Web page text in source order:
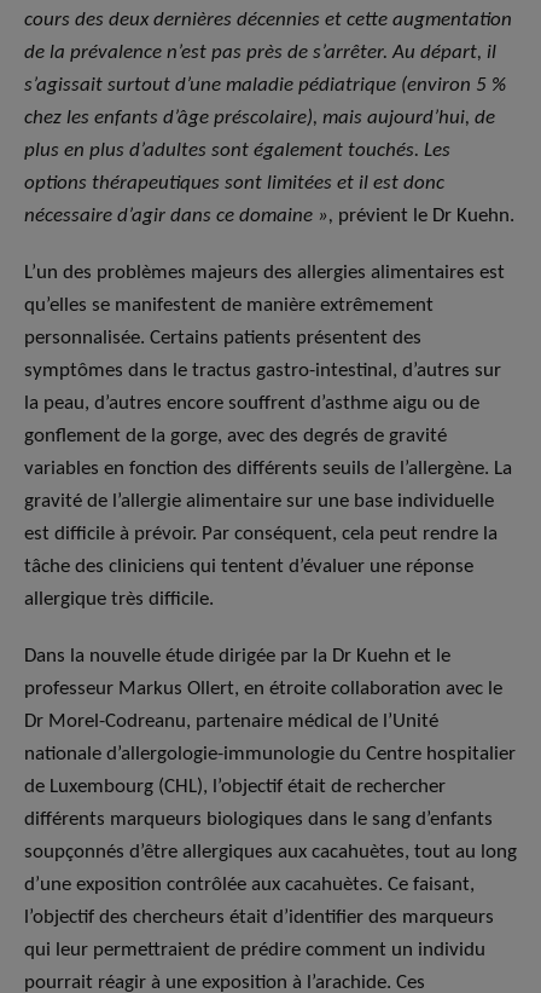
cours des deux dernières décennies et cette augmentation
de la prévalence n’est pas près de s’arrêter. Au départ, il
s’agissait surtout d’une maladie pédiatrique (environ 5 %
chez les enfants d’âge préscolaire), mais aujourd’hui, de
plus en plus d’adultes sont également touchés. Les
options thérapeutiques sont limitées et il est donc
nécessaire d’agir dans ce domaine », prévient le Dr Kuehn.
L’un des problèmes majeurs des allergies alimentaires est
qu’elles se manifestent de manière extrêmement
personnalisée. Certains patients présentent des
symptômes dans le tractus gastro-intestinal, d’autres sur
la peau, d’autres encore souffrent d’asthme aigu ou de
gonflement de la gorge, avec des degrés de gravité
variables en fonction des différents seuils de l’allergène. La
gravité de l’allergie alimentaire sur une base individuelle
est difficile à prévoir. Par conséquent, cela peut rendre la
tâche des cliniciens qui tentent d’évaluer une réponse
allergique très difficile.
Dans la nouvelle étude dirigée par la Dr Kuehn et le
professeur Markus Ollert, en étroite collaboration avec le
Dr Morel-Codreanu, partenaire médical de l’Unité
nationale d’allergologie-immunologie du Centre hospitalier
de Luxembourg (CHL), l’objectif était de rechercher
différents marqueurs biologiques dans le sang d’enfants
soupçonnés d’être allergiques aux cacahuètes, tout au long
d’une exposition contrôlée aux cacahuètes. Ce faisant,
l’objectif des chercheurs était d’identifier des marqueurs
qui leur permettraient de prédire comment un individu
pourrait réagir à une exposition à l’arachide. Ces